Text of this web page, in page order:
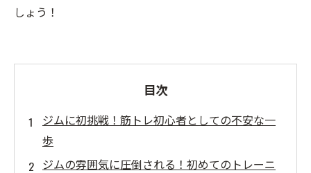
しょう！
目次
ジムに初挑戦！筋トレ初心者としての不安な一
歩
ジムの雰囲気に圧倒される！初めてのトレーニ